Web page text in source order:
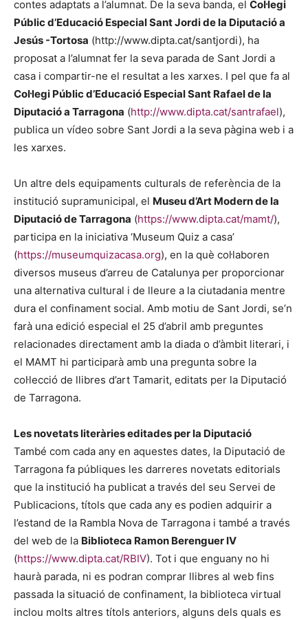
contes adaptats a l’alumnat. De la seva banda, el Col·legi
Públic d’Educació Especial Sant Jordi de la Diputació a
Jesús -Tortosa (http://www.dipta.cat/santjordi), ha
proposat a l’alumnat fer la seva parada de Sant Jordi a
casa i compartir-ne el resultat a les xarxes. I pel que fa al
Col·legi Públic d’Educació Especial Sant Rafael de la
Diputació a Tarragona (http://www.dipta.cat/santrafael),
publica un vídeo sobre Sant Jordi a la seva pàgina web i a
les xarxes.
Un altre dels equipaments culturals de referència de la
institució supramunicipal, el Museu d’Art Modern de la
Diputació de Tarragona (https://www.dipta.cat/mamt/),
participa en la iniciativa ‘Museum Quiz a casa’
(https://museumquizacasa.org), en la què col·laboren
diversos museus d’arreu de Catalunya per proporcionar
una alternativa cultural i de lleure a la ciutadania mentre
dura el confinament social. Amb motiu de Sant Jordi, se’n
farà una edició especial el 25 d’abril amb preguntes
relacionades directament amb la diada o d’àmbit literari, i
el MAMT hi participarà amb una pregunta sobre la
col·lecció de llibres d’art Tamarit, editats per la Diputació
de Tarragona.
Les novetats literàries editades per la Diputació
També com cada any en aquestes dates, la Diputació de
Tarragona fa públiques les darreres novetats editorials
que la institució ha publicat a través del seu Servei de
Publicacions, títols que cada any es podien adquirir a
l’estand de la Rambla Nova de Tarragona i també a través
del web de la Biblioteca Ramon Berenguer IV
(https://www.dipta.cat/RBIV). Tot i que enguany no hi
haurà parada, ni es podran comprar llibres al web fins
passada la situació de confinament, la biblioteca virtual
inclou molts altres títols anteriors, alguns dels quals es